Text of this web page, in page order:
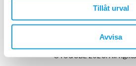
Tillåt urval
Avvisa
Har du redan ett Yogobe-
©YOGOBE 2026. All